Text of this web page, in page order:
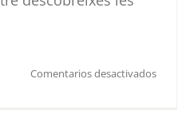
Comentarios desactivadosen